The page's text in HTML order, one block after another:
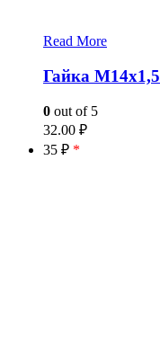
Read More
Гайка М14х1,5
0 out of 5
32.00 ₽
35 ₽ *